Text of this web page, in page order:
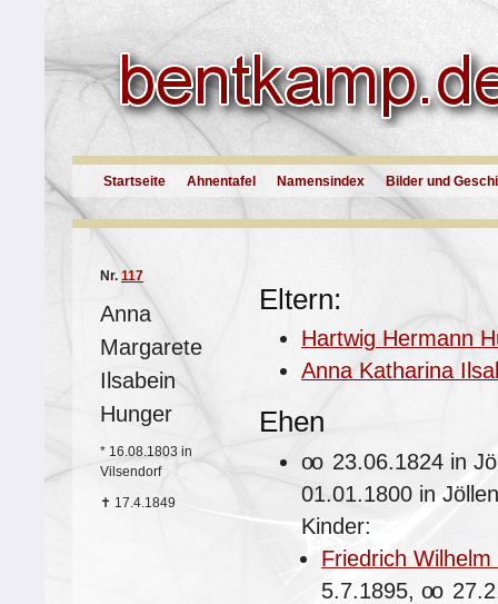
Startseite Ahnentafel Namensindex Bilder und
Nr. 117
Anna
Margarete
Ilsabein
Hunger
* 16.08.1803 in
Vilsendorf
✝ 17.4.1849
Eltern:
Hartwig Hermann
Anna Katharina
Ehen
oo 23.06.1824 in
01.01.1800 in
Kinder:
Friedrich
5.7.1895, oo